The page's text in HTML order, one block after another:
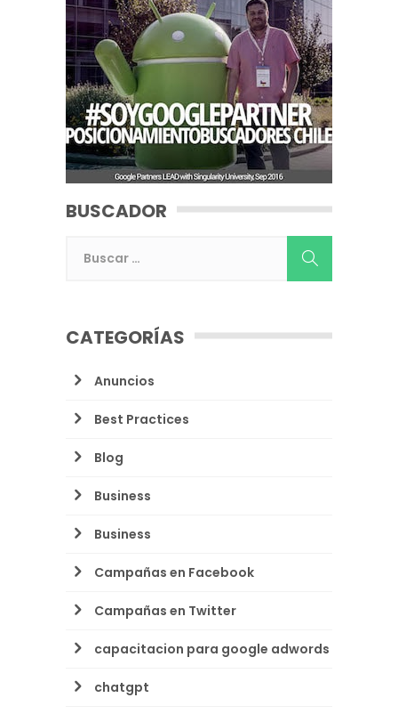
BUSCADOR
CATEGORÍAS
Anuncios
Best Practices
Blog
Business
Business
Campañas en Facebook
Campañas en Twitter
capacitacion para google adwords
chatgpt